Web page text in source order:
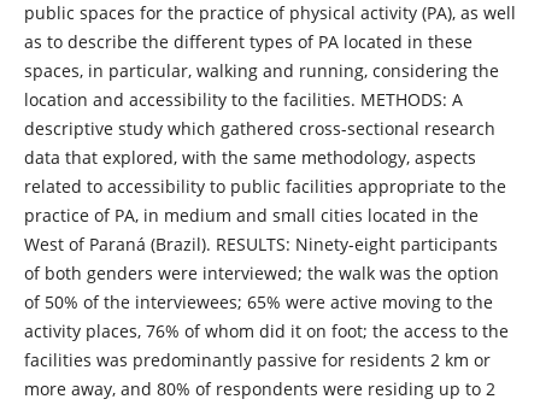
public spaces for the practice of physical activity (PA), as well
as to describe the different types of PA located in these
spaces, in particular, walking and running, considering the
location and accessibility to the facilities. METHODS: A
descriptive study which gathered cross-sectional research
data that explored, with the same methodology, aspects
related to accessibility to public facilities appropriate to the
practice of PA, in medium and small cities located in the
West of Paraná (Brazil). RESULTS: Ninety-eight participants
of both genders were interviewed; the walk was the option
of 50% of the interviewees; 65% were active moving to the
activity places, 76% of whom did it on foot; the access to the
facilities was predominantly passive for residents 2 km or
more away, and 80% of respondents were residing up to 2